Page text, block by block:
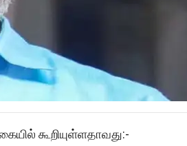
கூறியுள்ளதாவது:-